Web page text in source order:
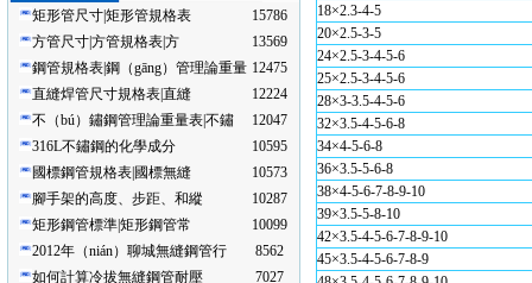
矩形管尺寸|矩形管規格表
15786
方管尺寸|方管規格表|方
13569
鋼管規格表|鋼（gāng）管理論重量 12475
直縫焊管尺寸規格表|直縫
12224
不（bú）鏽鋼管理論重量表|不鏽
12047
316L不鏽鋼的化學成分
10595
國標鋼管規格表|國標無縫
10573
腳手架的高度、步距、和縱
10287
矩形鋼管標準|矩形鋼管常
10099
2012年（nián）聊城無縫鋼管行
8562
如何計算冷拔無縫鋼管耐壓
7027
18×2.3-4-5
20×2.5-3-5
24×2.5-3-4-5-6
25×2.5-3-4-5-6
28×3-3.5-4-5-6
32×3.5-4-5-6-8
34×4-5-6-8
36×3.5-5-6-8
38×4-5-6-7-8-9-10
39×3.5-5-8-10
42×3.5-4-5-6-7-8-9-10
45×3.5-4-5-6-7-8-9